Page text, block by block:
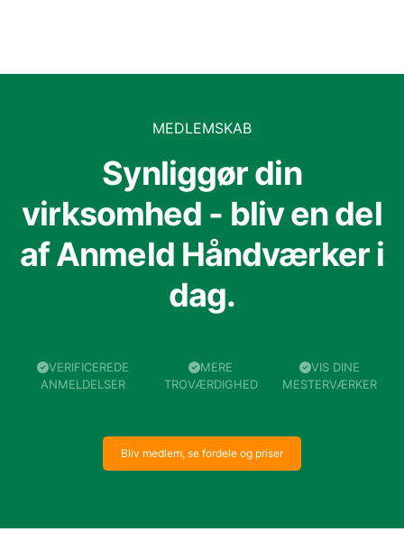
MEDLEMSKAB
Synliggør din
virksomhed - bliv en del
af Anmeld Håndværker i
dag.
VERIFICEREDE
ANMELDELSER
MERE
TROVÆRDIGHED
VIS DINE
MESTERVÆRKER
Bliv medlem, se fordele og priser